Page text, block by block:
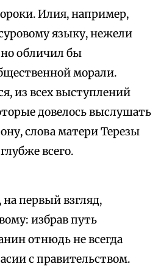
Илия, например,
языку, нежели
обличил бы
морали.
из всех выступлений
довелось выслушать
слова матери Терезы
всего.
первый взгляд,
избрав путь
отнюдь не всегда
с правительством.